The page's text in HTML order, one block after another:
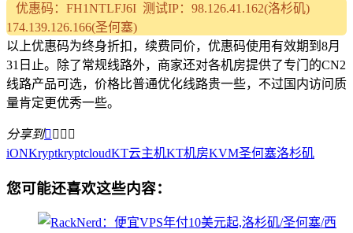
优惠码：FH1NTLFJ6I 测试IP：98.126.41.162(洛杉矶)
174.139.126.166(圣何塞)
以上优惠码为终身折扣，续费同价，优惠码使用有效期到8月
31日止。除了常规线路外，商家还对各机房提供了专门的CN2
线路产品可选，价格比普通优化线路贵一些，不过国内访问质
量肯定更优秀一些。
分享到   
iONKryptkryptcloudKT云主机KT机房KVM圣何塞洛杉矶
您可能还喜欢这些内容：